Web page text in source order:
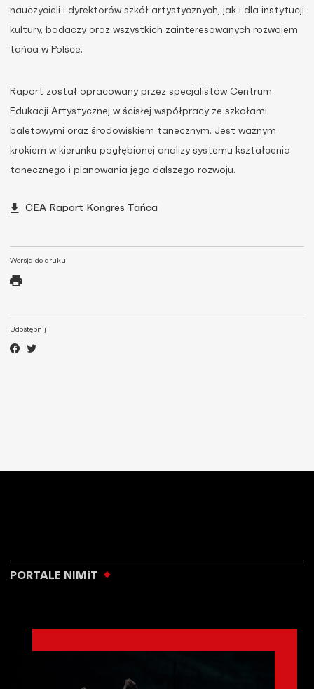
Wersja do druku
Udostępnij
nauczycieli i dyrektorów szkół artystycznych, jak i dla instytucji
kultury, badaczy oraz wszystkich zainteresowanych rozwojem
tańca w Polsce.
Raport został opracowany przez specjalistów Centrum
Edukacji Artystycznej w ścisłej współpracy ze szkołami
baletowymi oraz środowiskiem tanecznym. Jest ważnym
krokiem w kierunku pogłębionej analizy systemu kształcenia
tanecznego i planowania jego dalszego rozwoju.
CEA Raport Kongres Tańca
PORTALE NIMiT